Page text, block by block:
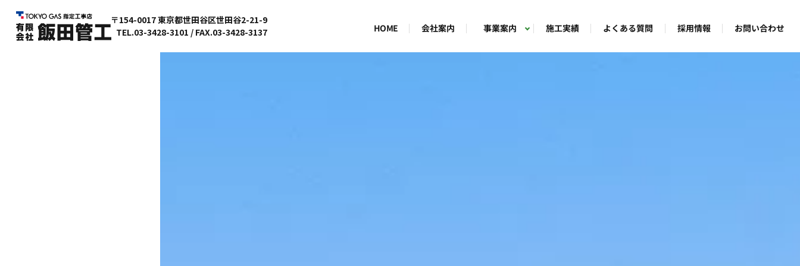
〒154-0017 東京都世田谷区世田谷2-21-9
TEL.03-3428-3101 / FAX.03-3428-3137
HOME 会社案内 事業案内 施工実績 よくある質問 採用情報 お問い合わせ